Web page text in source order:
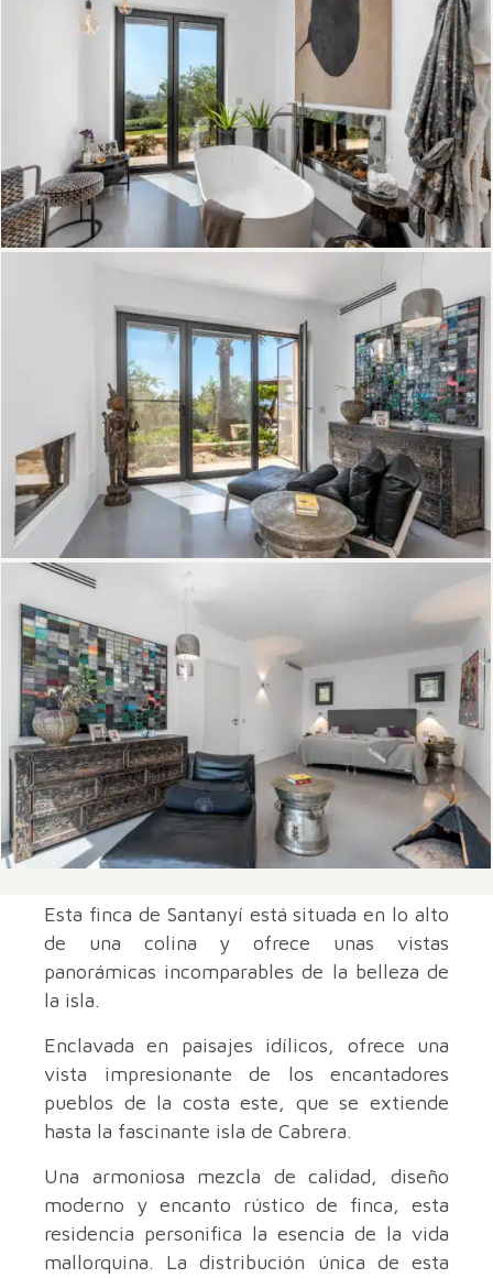
Esta finca de Santanyí está situada en lo alto
de una colina y ofrece unas vistas
panorámicas incomparables de la belleza de
la isla.
Enclavada en paisajes idílicos, ofrece una
vista impresionante de los encantadores
pueblos de la costa este, que se extiende
hasta la fascinante isla de Cabrera.
Una armoniosa mezcla de calidad, diseño
moderno y encanto rústico de finca, esta
residencia personifica la esencia de la vida
mallorquina. La distribución única de esta